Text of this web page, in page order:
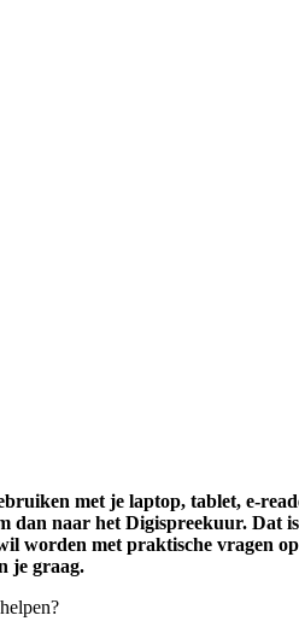
met je laptop, tablet, e-
dan naar het Digispreekuur. Dat
worden met praktische vragen
je graag.